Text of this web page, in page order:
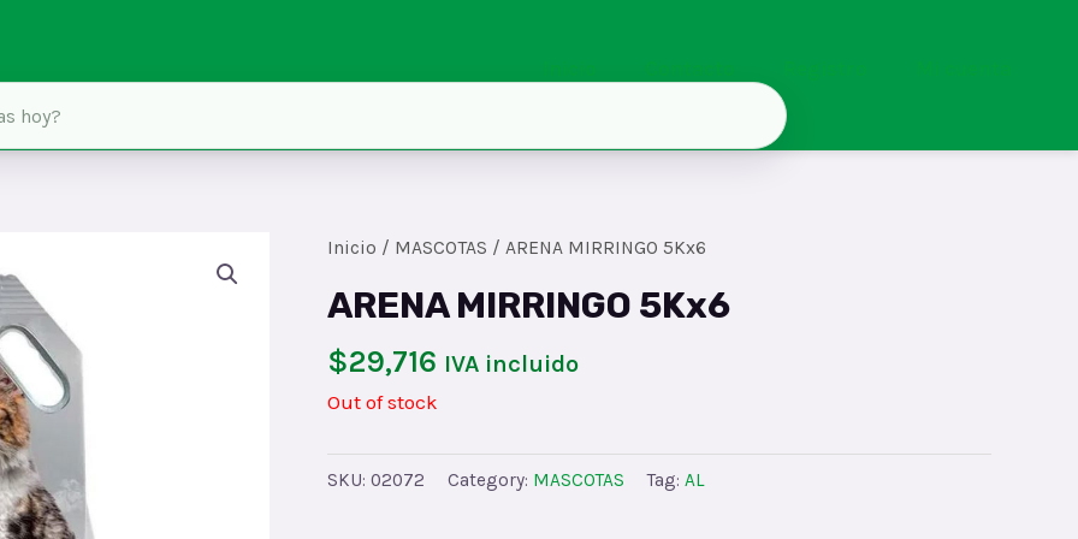
Inicio / MASCOTAS / ARENA MIRRINGO 5Kx6
ARENA MIRRINGO 5Kx6
$29,716 IVA incluido
Out of stock
SKU: 02072 Category: MASCOTAS Tag: AL